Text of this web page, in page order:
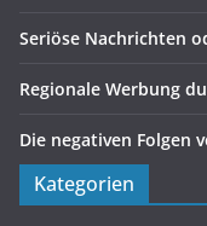
Seriöse Nachrichten
Regionale Werbung
Die negativen Folgen
Kategorien